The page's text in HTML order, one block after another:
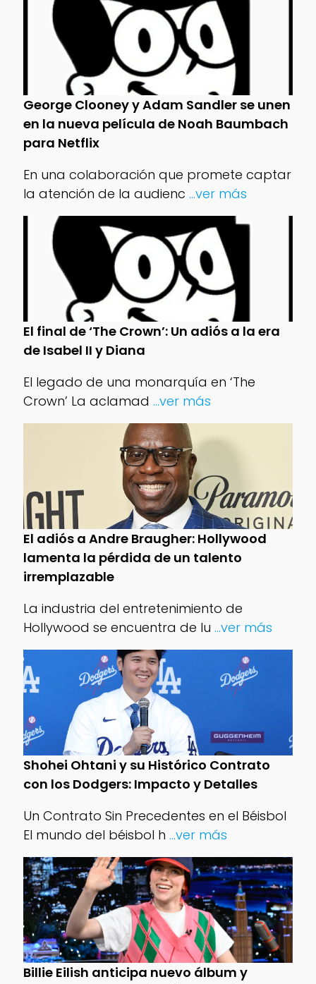
George Clooney y Adam Sandler se unen
en la nueva película de Noah Baumbach
para Netflix
En una colaboración que promete captar
la atención de la audienc ...ver más
El final de ‘The Crown’: Un adiós a la era
de Isabel II y Diana
El legado de una monarquía en ‘The
Crown’ La aclamad ...ver más
El adiós a Andre Braugher: Hollywood
lamenta la pérdida de un talento
irremplazable
La industria del entretenimiento de
Hollywood se encuentra de lu ...ver más
Shohei Ohtani y su Histórico Contrato
con los Dodgers: Impacto y Detalles
Un Contrato Sin Precedentes en el Béisbol
El mundo del béisbol h ...ver más
Billie Eilish anticipa nuevo álbum y